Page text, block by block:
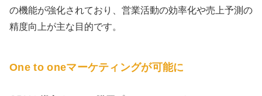
の機能が強化されており、営業活動の効率化や売上予測の
精度向上が主な目的です。
One to oneマーケティングが可能に